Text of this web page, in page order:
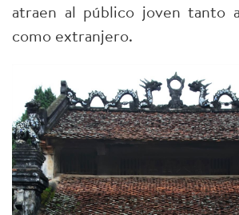
atraen al público joven tanto
como extranjero.